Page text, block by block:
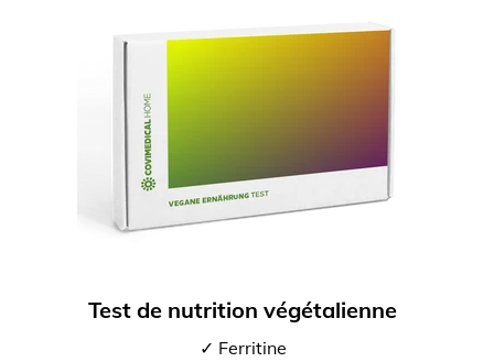
Test de nutrition végétalienne
✓ Ferritine